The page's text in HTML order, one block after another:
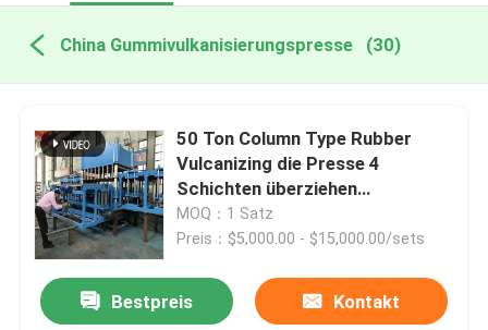
China Gummivulkanisierungspresse (30)
50 Ton Column Type Rubber
Vulcanizing die Presse 4
Schichten überziehen
Vulkanisierungspresse
MOQ：1 Satz
Preis：$5,000.00 - $15,000.00/sets
Bestpreis Kontakt